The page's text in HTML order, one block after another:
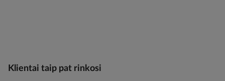
Klientai taip pat rinkosi